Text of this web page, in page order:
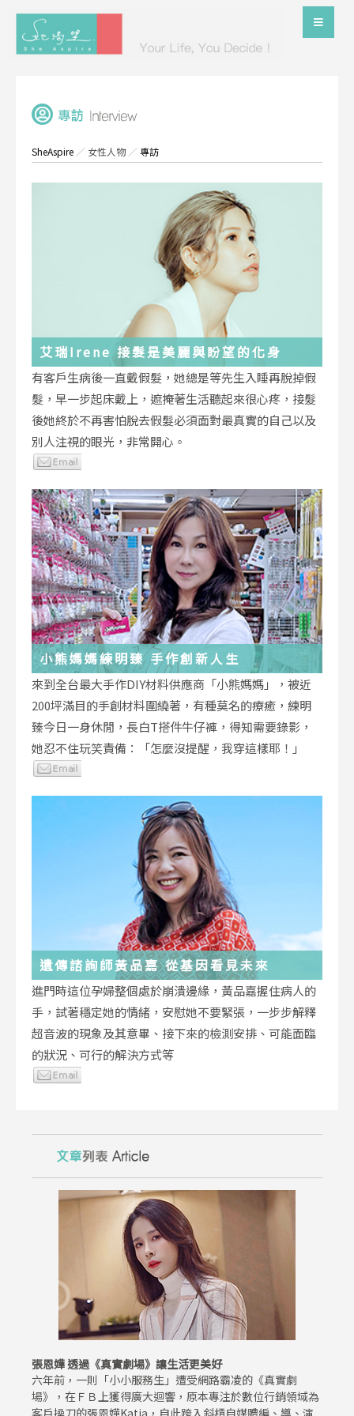
SheAspire ／ 女性人物／專訪
艾瑞Irene 接髮是美麗與盼望的化身
有客戶生病後一直戴假髮，她總是等先生入睡再脫掉假
髮，早一步起床戴上，遮掩著生活聽起來很心疼，接髮
後她終於不再害怕脫去假髮必須面對最真實的自己以及
別人注視的眼光，非常開心。
小熊媽媽練明臻 手作創新人生
來到全台最大手作DIY材料供應商「小熊媽媽」，被近
200坪滿目的手創材料圍繞著，有種莫名的療癒，練明
臻今日一身休閒，長白T搭件牛仔褲，得知需要錄影，
她忍不住玩笑責備：「怎麼沒提醒，我穿這樣耶！」
遺傳諮詢師黃品嘉 從基因看見未來
進門時這位孕婦整個處於崩潰邊緣，黃品嘉握住病人的
手，試著穩定她的情緒，安慰她不要緊張，一步步解釋
超音波的現象及其意畢、接下來的檢測安排、可能面臨
的狀況、可行的解決方式等
張恩嬅 透過《真實劇場》讓生活更美好
六年前，一則「小小服務生」遭受網路霸凌的《真實劇
場》，在ＦＢ上獲得廣大迴響，原本專注於數位行銷領域為
客戶操刀的張恩嬅Katia，自此跨入斜槓自媒體編、導、演